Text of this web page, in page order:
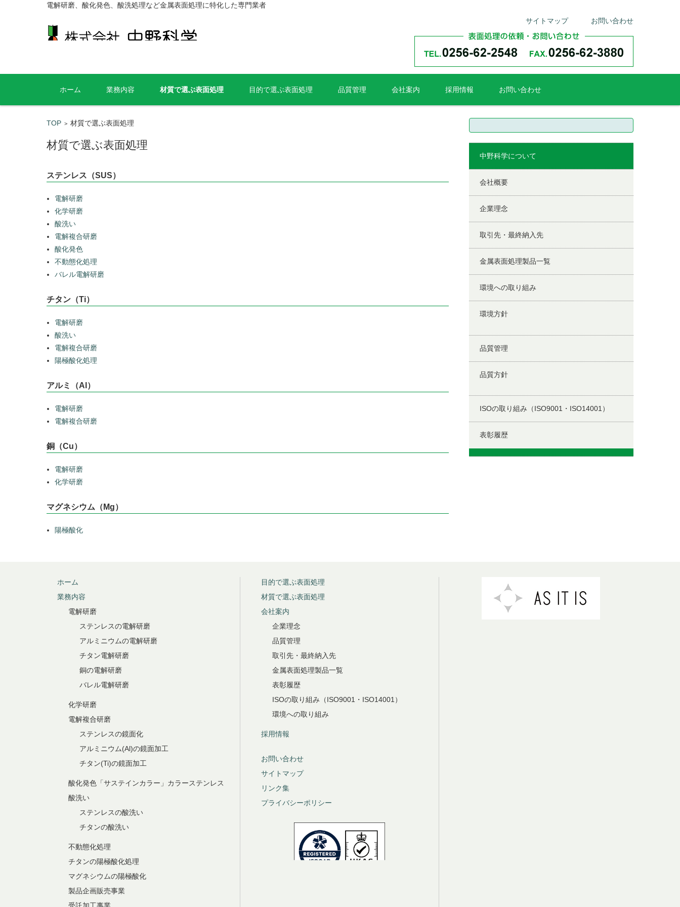
電解研磨、酸化発色、酸洗処理など金属表面処理に特化した専門業者
サイトマップ
お問い合わせ
コンテンツに移動
ホーム
業務内容 材質で選ぶ表面処理 目的で選ぶ表面処理 品質管理 会社案内 採用情報 お問い合わせ
TOP > 材質で選ぶ表面処理
材質で選ぶ表面処理
ステンレス（SUS）
電解研磨
化学研磨
酸洗い
電解複合研磨
酸化発色
不動態化処理
バレル電解研磨
チタン（Ti）
電解研磨
酸洗い
電解複合研磨
陽極酸化処理
アルミ（Al）
電解研磨
電解複合研磨
銅（Cu）
電解研磨
化学研磨
マグネシウム（Mg）
陽極酸化
検
中野科学について
会社概要
企業理念
取引先・最終納入先
金属表面処理製品一覧
環境への取り組み
環境方針
品質管理
品質方針
ISOの取り組み（ISO9001・ISO14001）
表彰履歴
ホーム
業務内容
電解研磨
ステンレスの電解研磨
アルミニウムの電解研磨
チタン電解研磨
銅の電解研磨
バレル電解研磨
化学研磨
電解複合研磨
ステンレスの鏡面化
アルミニウム(Al)の鏡面加工
チタン(Ti)の鏡面加工
酸化発色「サステインカラー」カラーステンレス
酸洗い
ステンレスの酸洗い
チタンの酸洗い
不動態化処理
チタンの陽極酸化処理
マグネシウムの陽極酸化
製品企画販売事業
目的で選ぶ表面処理
材質で選ぶ表面処理
会社案内
企業理念
品質管理
取引先・最終納入先
金属表面処理製品一覧
表彰履歴
ISOの取り組み（ISO9001・ISO14001）
環境への取り組み
採用情報
お問い合わせ
サイトマップ
リンク集
プライバシーポリシー